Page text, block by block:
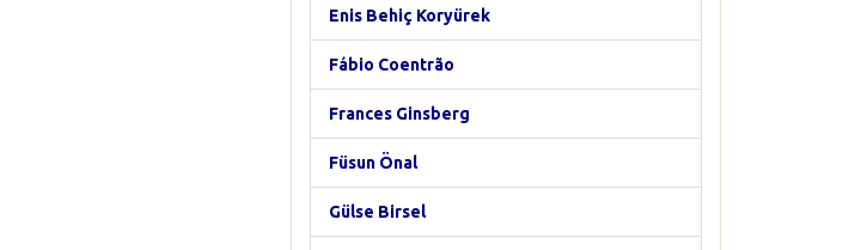
Enis Behiç Koryürek
Fábio Coentrão
Frances Ginsberg
Füsun Önal
Gülse Birsel